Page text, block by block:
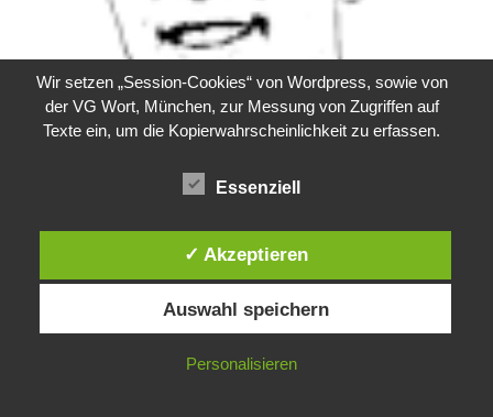
Über Phänomenologica
Wir setzen „Session-Cookies“ von Wordpress, sowie von
der VG Wort, München, zur Messung von Zugriffen auf
Texte ein, um die Kopierwahrscheinlichkeit zu erfassen.
Essenziell
✓ Akzeptieren
Auswahl speichern
Personalisieren